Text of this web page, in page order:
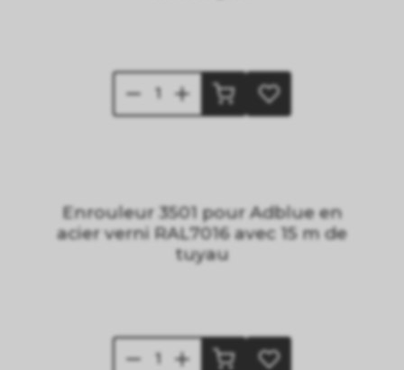
Enrouleur 3501 pour Adblue en
acier verni RAL7016 avec 15 m de
tuyau